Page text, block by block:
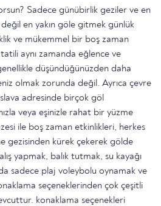
Sadece günübirlik geziler ve en
değil en yakın göle gitmek günlük
ve mükemmel bir boş zaman
aynı zamanda eğlence ve
düşündüğünüzden daha
olmak zorunda değil. Ayrıca çevre
adresinde birçok göl
veya eşinizle rahat bir yüzme
ile boş zaman etkinlikleri, herkes
gezisinden kürek çekerek gölde
yapmak, balık tutmak, su kayağı
sadece plaj voleybolu oynamak ve
seçeneklerinden çok çeşitli
konaklama seçenekleri